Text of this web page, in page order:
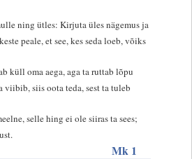
ning ütles: Kirjuta üles nägemus ja
peale, et see, kes seda loeb, võiks
küll oma aega, aga ta ruttab lõpu
viibib, siis oota teda, sest ta tuleb
selle hing ei ole siiras ta sees;
Mk 1